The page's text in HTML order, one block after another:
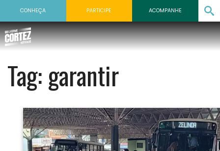
CONHEÇA PARTICIPE ACOMPANHE
Tag:garantir